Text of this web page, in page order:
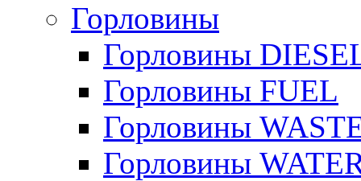
Горловины
Горловины
Горловины FUEL
Горловины
Горловины